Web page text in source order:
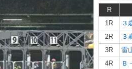
R
1R
３
2R
３
3R
雷
4R
Ｂ